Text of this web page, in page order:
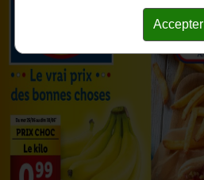
Accepter